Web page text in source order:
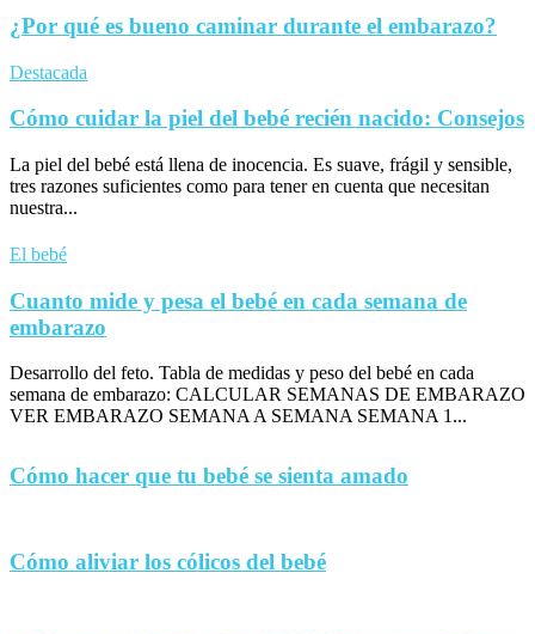
¿Por qué es bueno caminar durante el embarazo?
Destacada
Cómo cuidar la piel del bebé recién nacido: Consejos
La piel del bebé está llena de inocencia. Es suave, frágil y sensible,
tres razones suficientes como para tener en cuenta que necesitan
nuestra...
El bebé
Cuanto mide y pesa el bebé en cada semana de
embarazo
Desarrollo del feto. Tabla de medidas y peso del bebé en cada
semana de embarazo: CALCULAR SEMANAS DE EMBARAZO
VER EMBARAZO SEMANA A SEMANA SEMANA 1...
Cómo hacer que tu bebé se sienta amado
Cómo aliviar los cólicos del bebé